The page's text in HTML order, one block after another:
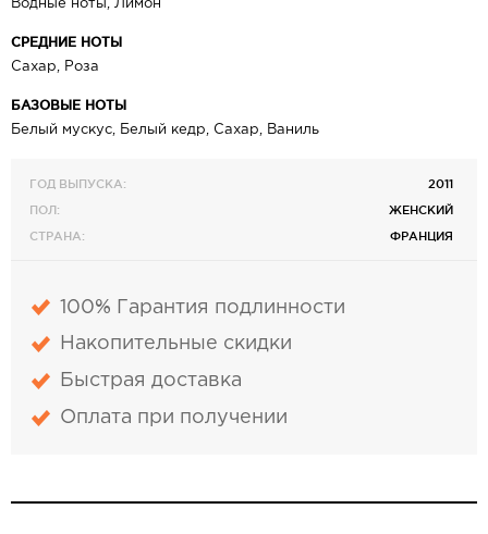
Водные ноты, Лимон
СРЕДНИЕ НОТЫ
Сахар, Роза
БАЗОВЫЕ НОТЫ
Белый мускус, Белый кедр, Сахар, Ваниль
ГОД ВЫПУСКА:
2011
ПОЛ:
ЖЕНСКИЙ
СТРАНА:
ФРАНЦИЯ
100% Гарантия подлинности
Накопительные скидки
Быстрая доставка
Оплата при получении